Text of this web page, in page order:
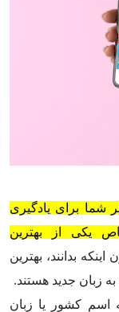
شما برای یادگیری
یکی از بهترین
اینکه بدانند، بهترین
زبان جدید هستند.
اسم کشور یا زبان